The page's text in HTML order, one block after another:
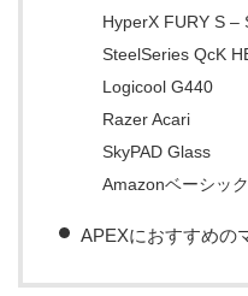
HyperX FURY S –
SteelSeries QcK
Logicool G440
Razer Acari
SkyPAD Glass
Amazonベーシッ
APEXにおすすめの